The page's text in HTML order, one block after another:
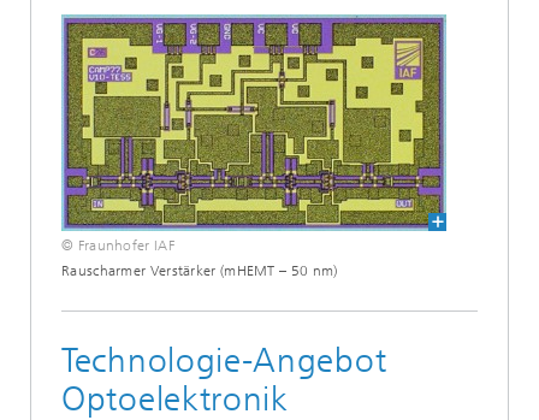
© Fraunhofer IAF
Rauscharmer Verstärker (mHEMT – 50 nm)
Technologie-Angebot
Optoelektronik